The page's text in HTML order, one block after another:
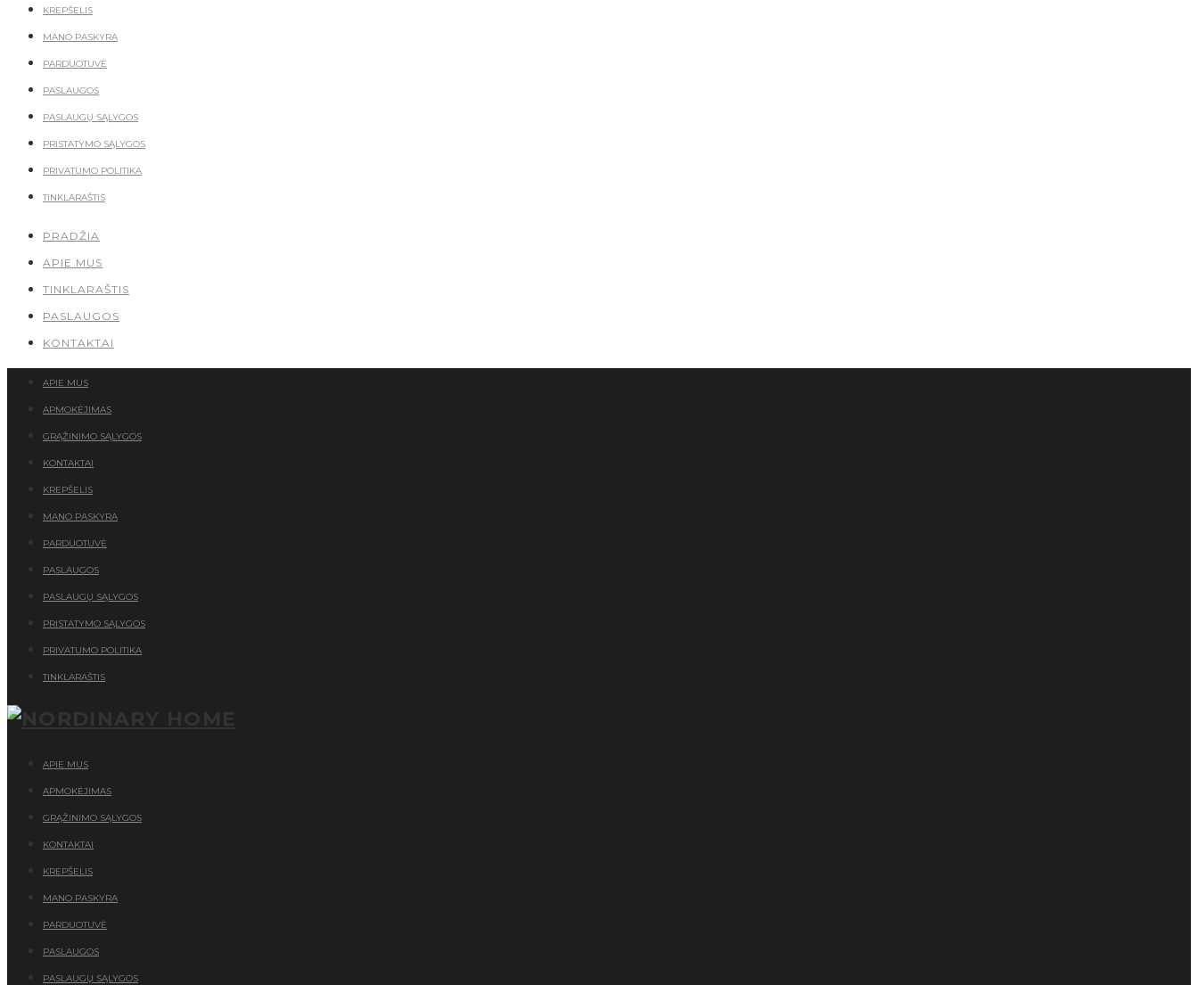
KREPŠELIS
MANO PASKYRA
PARDUOTUVĖ
PASLAUGOS
PASLAUGŲ SĄLYGOS
PRISTATYMO SĄLYGOS
PRIVATUMO POLITIKA
TINKLARAŠTIS
PRADŽIA
APIE MUS
TINKLARAŠTIS
PASLAUGOS
KONTAKTAI
APIE MUS
APMOKĖJIMAS
GRĄŽINIMO SĄLYGOS
KONTAKTAI
KREPŠELIS
MANO PASKYRA
PARDUOTUVĖ
PASLAUGOS
PASLAUGŲ SĄLYGOS
PRISTATYMO SĄLYGOS
PRIVATUMO POLITIKA
TINKLARAŠTIS
APIE MUS
APMOKĖJIMAS
GRĄŽINIMO SĄLYGOS
KONTAKTAI
KREPŠELIS
MANO PASKYRA
PARDUOTUVĖ
PASLAUGOS
PASLAUGŲ SĄLYGOS